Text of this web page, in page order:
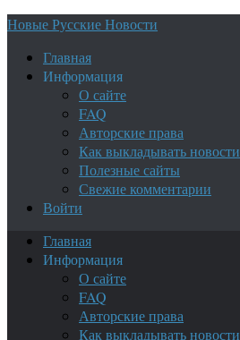
Новые Русские Новости
Главная
Информация
О сайте
FAQ
Авторские права
Как выкладывать новости
Полезные сайты
Свежие комментарии
Войти
Главная
Информация
О сайте
FAQ
Авторские права
Как выкладывать новости